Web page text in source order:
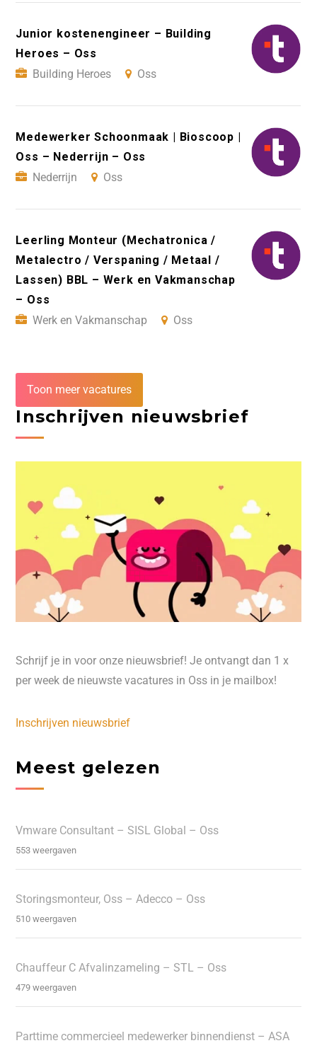
Junior kostenengineer – Building
Heroes – Oss
Building Heroes
Oss
Medewerker Schoonmaak | Bioscoop |
Oss – Nederrijn – Oss
Nederrijn
Oss
Leerling Monteur (Mechatronica /
Metalectro / Verspaning / Metaal /
Lassen) BBL – Werk en Vakmanschap
– Oss
Werk en Vakmanschap
Oss
Toon meer vacatures
Inschrijven nieuwsbrief
Schrijf je in voor onze nieuwsbrief! Je ontvangt dan 1 x
per week de nieuwste vacatures in Oss in je mailbox!
Inschrijven nieuwsbrief
Meest gelezen
Vmware Consultant – SISL Global – Oss
553 weergaven
Storingsmonteur, Oss – Adecco – Oss
510 weergaven
Chauffeur C Afvalinzameling – STL – Oss
479 weergaven
Parttime commercieel medewerker binnendienst – ASA